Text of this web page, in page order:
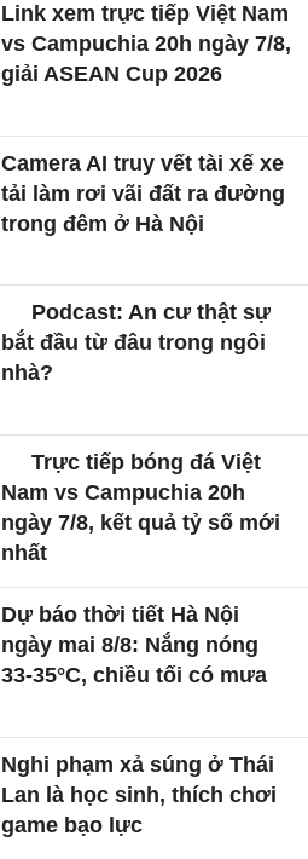
Link xem trực tiếp Việt Nam
vs Campuchia 20h ngày 7/8,
giải ASEAN Cup 2026
Camera AI truy vết tài xế xe
tải làm rơi vãi đất ra đường
trong đêm ở Hà Nội
Podcast: An cư thật sự
bắt đầu từ đâu trong ngôi
nhà?
Trực tiếp bóng đá Việt
Nam vs Campuchia 20h
ngày 7/8, kết quả tỷ số mới
nhất
Dự báo thời tiết Hà Nội
ngày mai 8/8: Nắng nóng
33-35°C, chiều tối có mưa
Nghi phạm xả súng ở Thái
Lan là học sinh, thích chơi
game bạo lực